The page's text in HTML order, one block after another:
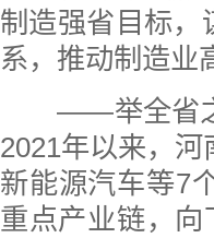
制造强省目标，
系，推动制造业
——举全省之
2021年以来，河
新能源汽车等7
重点产业链，